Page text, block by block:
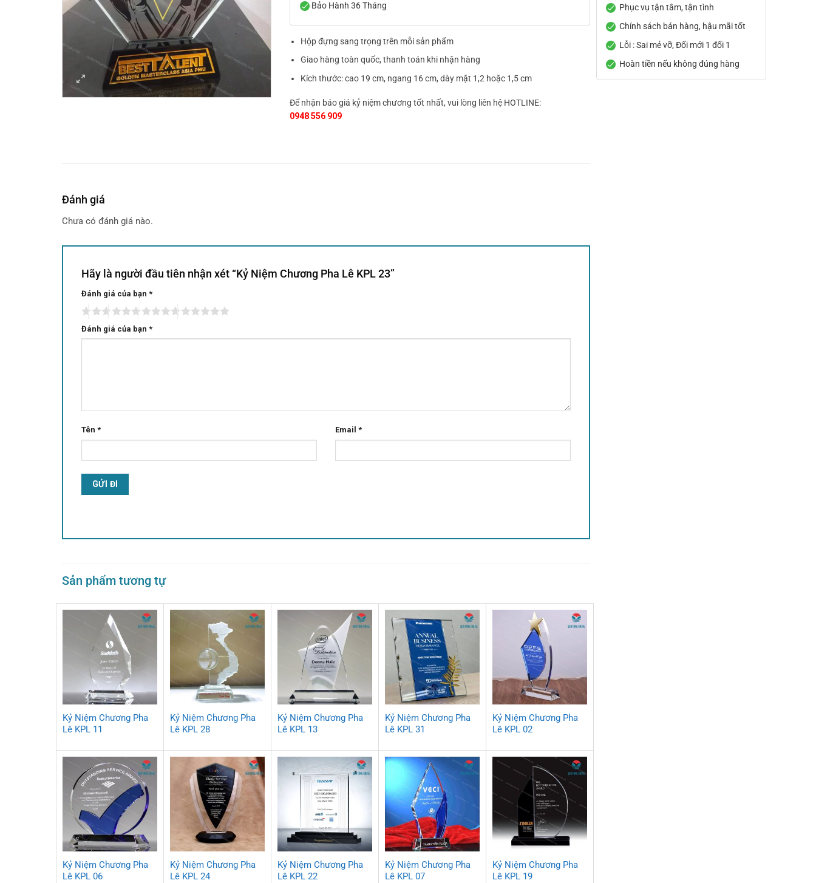
Phục vụ tận tâm, tận tình
Chính sách bán hàng, hậu mãi tốt
Lỗi : Sai mẻ vỡ, Đổi mới 1 đổi 1
Hoàn tiền nếu không đúng hàng
Bảo Hành 36 Tháng
Hộp đựng sang trọng trên mỗi sản phẩm
Giao hàng toàn quốc, thanh toán khi nhận hàng
Kích thước: cao 19 cm, ngang 16 cm, dày mặt 1,2 hoặc 1,5 cm
Để nhận báo giá kỷ niệm chương tốt nhất, vui lòng liên hệ HOTLINE:
0948 556 909
Đánh giá
Chưa có đánh giá nào.
Hãy là người đầu tiên nhận xét “Kỷ Niệm Chương Pha Lê KPL 23”
Đánh giá của bạn *
Đánh giá của bạn *
Tên * Email *
Alternative:
Sản phẩm tương tự
Kỷ Niệm Chương Pha
Lê KPL 11
Kỷ Niệm Chương Pha
Lê KPL 28
Kỷ Niệm Chương Pha
Lê KPL 13
Kỷ Niệm Chương Pha
Lê KPL 31
Kỷ Niệm Chương Pha
Lê KPL 02
Kỷ Niệm Chương Pha
Lê KPL 06
Kỷ Niệm Chương Pha
Lê KPL 24
Kỷ Niệm Chương Pha
Lê KPL 22
Kỷ Niệm Chương Pha
Lê KPL 07
Kỷ Niệm Chương Pha
Lê KPL 19